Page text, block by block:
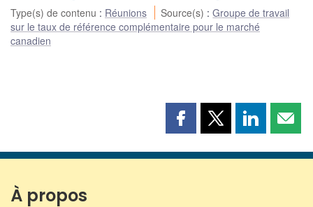
Type(s) de contenu : Réunions Source(s) :Groupe de travail
sur le taux de référence complémentaire pour le marché
canadien
Partager
page
Partager
page
Partager
page page
À propos